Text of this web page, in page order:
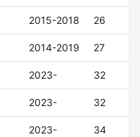
2015-2018 26
2014-2019 27
2023- 32
2023- 32
2023- 34